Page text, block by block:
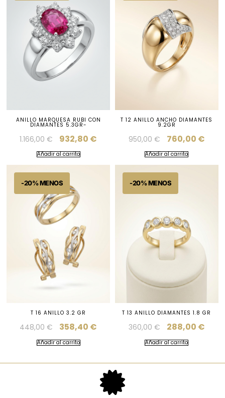
ANILLO MARQUESA RUBI CON
DIAMANTES 5.3GR-
1.166,00€ 932,80 €
Añadir al carrito
T 12 ANILLO ANCHO DIAMANTES
9.2GR
950,00 € 760,00 €
Añadir al carrito
T 16 ANILLO 3.2 GR
448,00€ 358,40 €
Añadir al carrito
T 13 ANILLO DIAMANTES 1.8 GR
360,00 € 288,00 €
Añadir al carrito